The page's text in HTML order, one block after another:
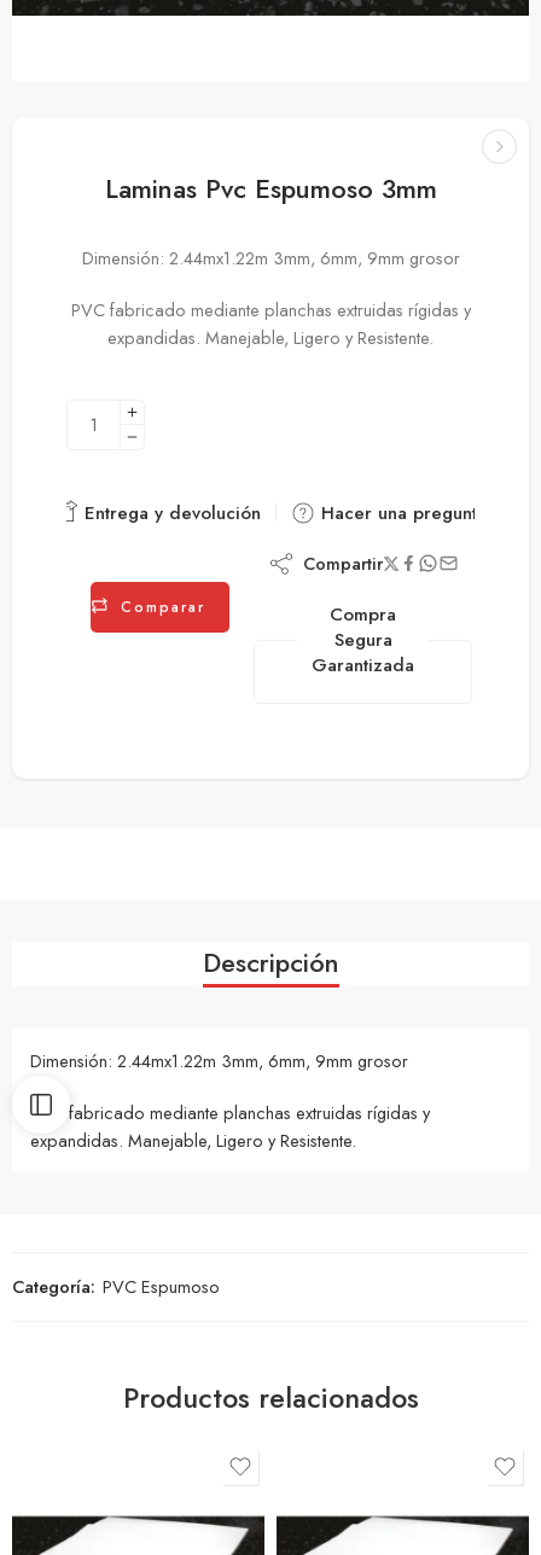
Laminas Pvc Espumoso 3mm
Dimensión: 2.44mx1.22m 3mm, 6mm, 9mm grosor
PVC fabricado mediante planchas extruidas rígidas y
expandidas. Manejable, Ligero y Resistente.
Entrega y devolución Hacer una pregunta
Comparar
Compartir
Compra
Segura
Garantizada
Descripción
Dimensión: 2.44mx1.22m 3mm, 6mm, 9mm grosor
PVC fabricado mediante planchas extruidas rígidas y
expandidas. Manejable, Ligero y Resistente.
Categoría: PVC Espumoso
Productos relacionados